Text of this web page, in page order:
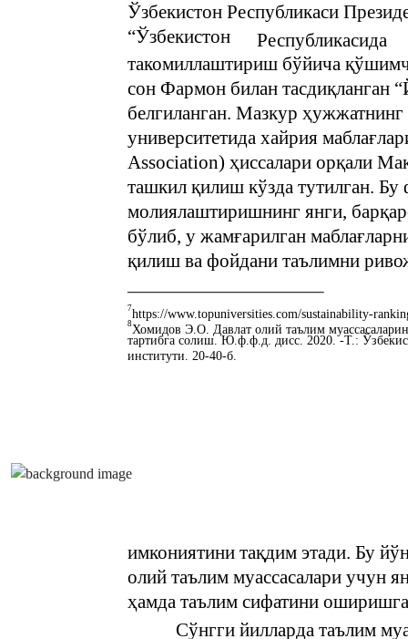
Ўзбекистон Республикаси
“Ўзбекистон
Республикасида
такомиллаштириш бўйича
сон Фармон билан тасдиқланган
белгиланган. Мазкур
университетида хайрия
Association) ҳиссалари орқали
ташкил қилиш кўзда тутилган.
молиялаштиришнинг янги,
бўлиб, у жамғарилган
қилиш ва фойдани таълимни
7https://www.topuniversities.com/sustainability-
8Хомидов Э.О. Давлат олий таълим
тартибга солиш. Ю.ф.ф.д. дисс. 2020. -Т.:
институти. 20-40-б.
имкониятини тақдим этади. Бу
олий таълим муассасалари учун
ҳамда таълим сифатини
Сўнгги йилларда таълим